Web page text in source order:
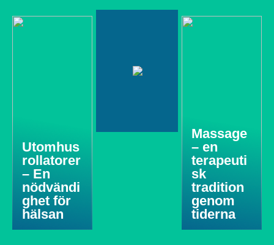
Utomhus
rollatorer
– En
nödvändi
ghet för
hälsan
Massage
– en
terapeuti
sk
tradition
genom
tiderna